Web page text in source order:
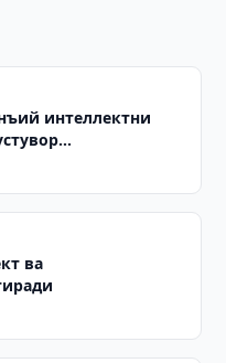
интеллектни
ва